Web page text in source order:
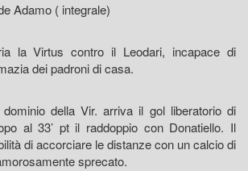
Adamo ( integrale)
la Virtus contro il Leodari, incapace di
dei padroni di casa.
della Vir. arriva il gol liberatorio di
al 33’ pt il raddoppio con Donatiello. Il
di accorciare le distanze con un calcio di
sprecato.